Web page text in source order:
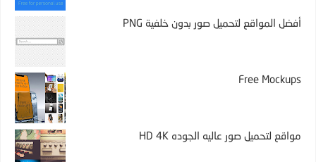
أفضل المواقع لتحميل صور بدون خلفية PNG
Free Mockups
مواقع لتحميل صور عاليه الجوده HD 4K